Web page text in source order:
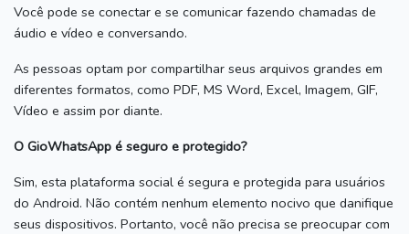
Você pode se conectar e se comunicar fazendo chamadas de
áudio e vídeo e conversando.
As pessoas optam por compartilhar seus arquivos grandes em
diferentes formatos, como PDF, MS Word, Excel, Imagem, GIF,
Vídeo e assim por diante.
O GioWhatsApp é seguro e protegido?
Sim, esta plataforma social é segura e protegida para usuários
do Android. Não contém nenhum elemento nocivo que danifique
seus dispositivos. Portanto, você não precisa se preocupar com